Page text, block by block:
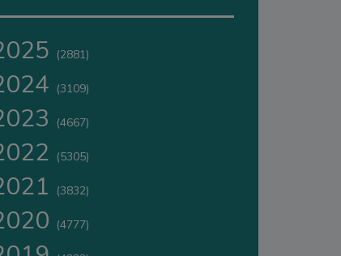
(2881)
(3109)
(4667)
(5305)
(3832)
(4777)